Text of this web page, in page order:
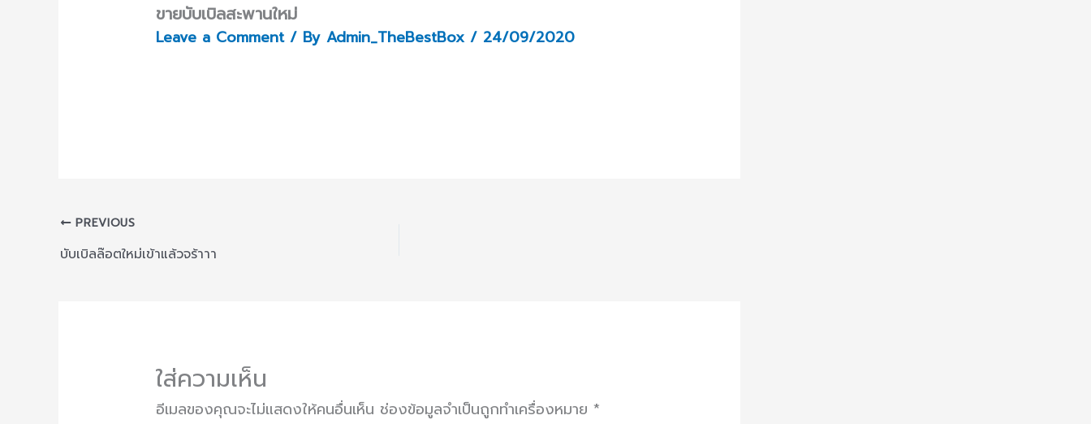
ขายบับเบิลสะพานใหม่
Leave a Comment / ByAdmin_TheBestBox/ 24/09/2020
PREVIOUS
บับเบิลล๊อตใหม่เข้าแล้วจร้าาา
ใส่ความเห็น
อีเมลของคุณจะไม่แสดงให้คนอื่นเห็น ช่องข้อมูลจำเป็นถูกทำเครื่องหมาย *